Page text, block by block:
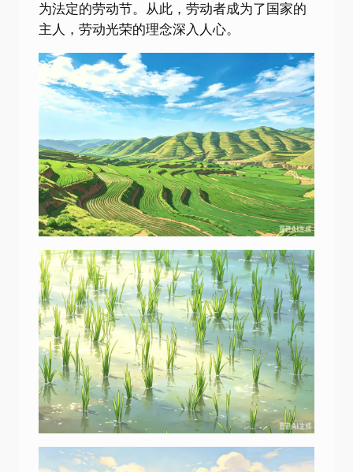
为法定的劳动节。从此，劳动者成为了国家的
主人，劳动光荣的理念深入人心。